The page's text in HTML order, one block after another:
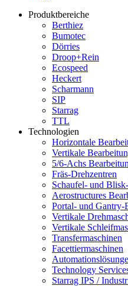
Produktbereiche
Berthiez
Bumotec
Dörries
Droop+Rein
Ecospeed
Heckert
Scharmann
SIP
Starrag
TTL
Technologien
Horizontale
Vertikale
5/6-Achs
Fräs-Drehzentren
Schaufel- und
Aerostructures
Portal- und Gantry-
Vertikale
Vertikale
Transfermaschinen
Facettiermaschinen
Technology
Starrag IPS /